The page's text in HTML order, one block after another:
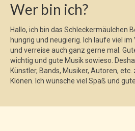
Wer bin ich?
Hallo, ich bin das Schleckermäulchen
hungrig und neugierig. Ich laufe viel
und verreise auch ganz gerne mal.
wichtig und gute Musik sowieso.
Künstler, Bands, Musiker, Autoren,
Klönen. Ich wünsche viel Spaß und